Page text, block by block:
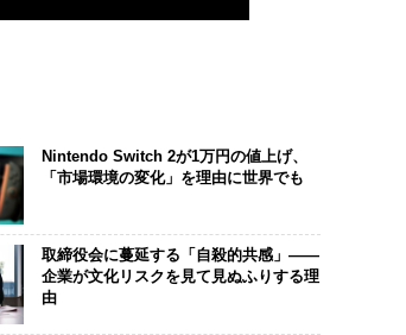
Nintendo Switch 2が1万円の値上げ、
「市場環境の変化」を理由に世界でも
取締役会に蔓延する「自殺的共感」――
企業が文化リスクを見て見ぬふりする理
由